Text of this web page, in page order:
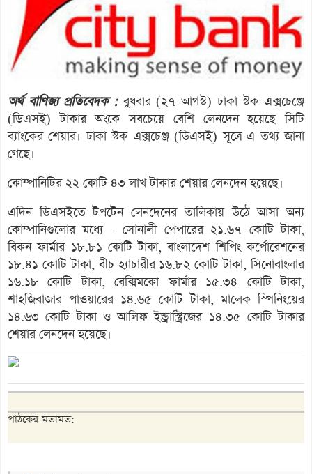
অর্থ বাণিজ্য প্রতিবেদক :বুধবার (২৭ আগস্ট) ঢাকা স্টক এক্সচেঞ্জে
(ডিএসই) টাকার অংকে সবচেয়ে বেশি লেনদেন হয়েছে সিটি
ব্যাংকের শেয়ার। ঢাকা স্টক এক্সচেঞ্জ (ডিএসই) সূত্রে এ তথ্য জানা
গেছে।
কোম্পানিটির ২২ কোটি ৪৩ লাখ টাকার শেয়ার লেনদেন হয়েছে।
এদিন ডিএসইতে টপটেন লেনদেনের তালিকায় উঠে আসা অন্য
কোম্পানিগুলোর মধ্যে - সোনালী পেপারের ২১.৬৭ কোটি টাকা,
বিকন ফার্মার ১৮.৮১ কোটি টাকা, বাংলাদেশ শিপিং কর্পোরেশনের
১৮.৪১ কোটি টাকা, বীচ হ্যাচারীর ১৬.৮২ কোটি টাকা, সিনোবাংলার
১৬.১৮ কোটি টাকা, বেক্সিমকো ফার্মার ১৫.৩৪ কোটি টাকা,
শাহজিবাজার পাওয়ারের ১৪.৬৫ কোটি টাকা, মালেক স্পিনিংয়ের
১৪.৬৩ কোটি টাকা ও আলিফ ইন্ড্রাস্ট্রিজের ১৪.৩৫ কোটি টাকার
শেয়ার লেনদেন হয়েছে।
পাঠকের মতামত: